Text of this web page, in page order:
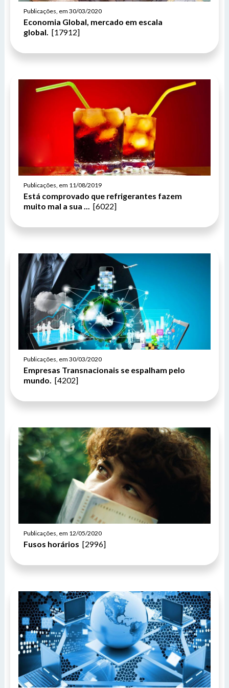
Publicações, em 30/03/2020
Economia Global, mercado em escala
global. [17912]
Publicações, em 11/08/2019
Está comprovado que refrigerantes fazem
muito mal a sua ... [6022]
Publicações, em 30/03/2020
Empresas Transnacionais se espalham pelo
mundo. [4202]
Publicações, em 12/05/2020
Fusos horários [2996]